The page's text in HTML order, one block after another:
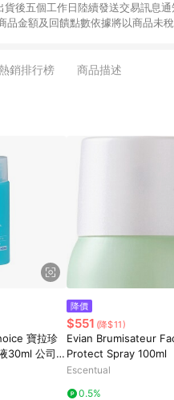
貨後五個工作日陸續發送交易訊息
品金額及回饋點數依據將以商品未
熱銷排行榜 商品描述
寶拉珍
30ml 公司貨
降價
$551 (降$11)
Evian Brumisateur
Protect Spray 100ml
Escentual
0.5%